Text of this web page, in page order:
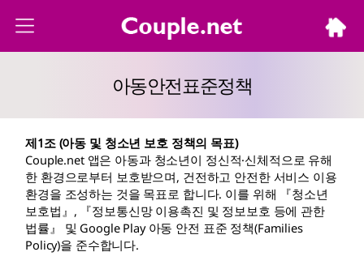
아동안전표준정책
제1조 (아동 및 청소년 보호 정책의 목표)
Couple.net 앱은 아동과 청소년이 정신적·신체적으로 유해
한 환경으로부터 보호받으며, 건전하고 안전한 서비스 이용
환경을 조성하는 것을 목표로 합니다. 이를 위해 『청소년
보호법』, 『정보통신망 이용촉진 및 정보보호 등에 관한
법률』 및 Google Play 아동 안전 표준 정책(Families
Policy)을 준수합니다.